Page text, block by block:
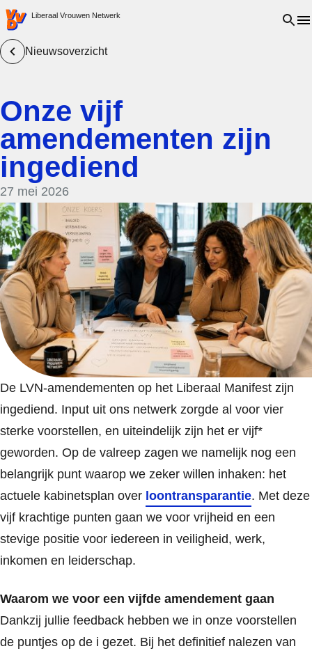
VVD.nl - Ga naar de homepage
Liberaal Vrouwen Netwerk Open
Nieuwsoverzicht
Onze vijf
amendementen zijn
ingediend
27 mei 2026
De LVN-amendementen op het Liberaal Manifest zijn
ingediend. Input uit ons netwerk zorgde al voor vier
sterke voorstellen, en uiteindelijk zijn het er vijf*
geworden. Op de valreep zagen we namelijk nog een
belangrijk punt waarop we zeker willen inhaken: het
actuele kabinetsplan over loontransparantie. Met deze
vijf krachtige punten gaan we voor vrijheid en een
stevige positie voor iedereen in veiligheid, werk,
inkomen en leiderschap.
Waarom we voor een vijfde amendement gaan
Dankzij jullie feedback hebben we in onze voorstellen
de puntjes op de i gezet. Bij het definitief nalezen van